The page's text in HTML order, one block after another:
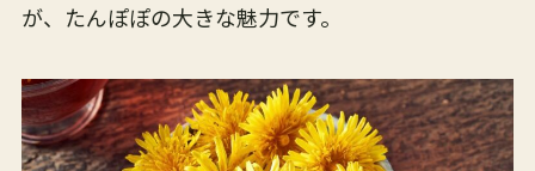
が、たんぽぽの大きな魅力です。